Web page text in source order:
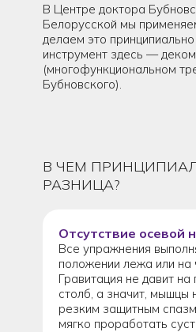
В Центре доктора
Белорусской мы
делаем это
инструмент здесь —
(многофункциональном
Бубновского).
В ЧЕМ
РАЗНИЦА?
Отсутствие осевой
Все упражнения
положении лежа или на
Гравитация не давит на
столб, а значит, мышцы
резким защитным
мягко проработать